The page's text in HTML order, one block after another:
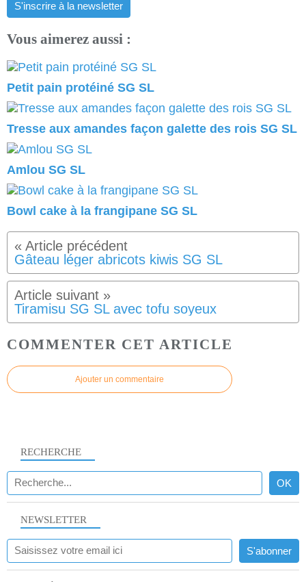
S'inscrire à la newsletter
Vous aimerez aussi :
Petit pain protéiné SG SL
Tresse aux amandes façon galette des rois SG SL
Amlou SG SL
Bowl cake à la frangipane SG SL
Gâteau léger abricots kiwis SG SL
Tiramisu SG SL avec tofu soyeux
COMMENTER CET ARTICLE
Ajouter un commentaire
NEWSLETTER
RECHERCHE